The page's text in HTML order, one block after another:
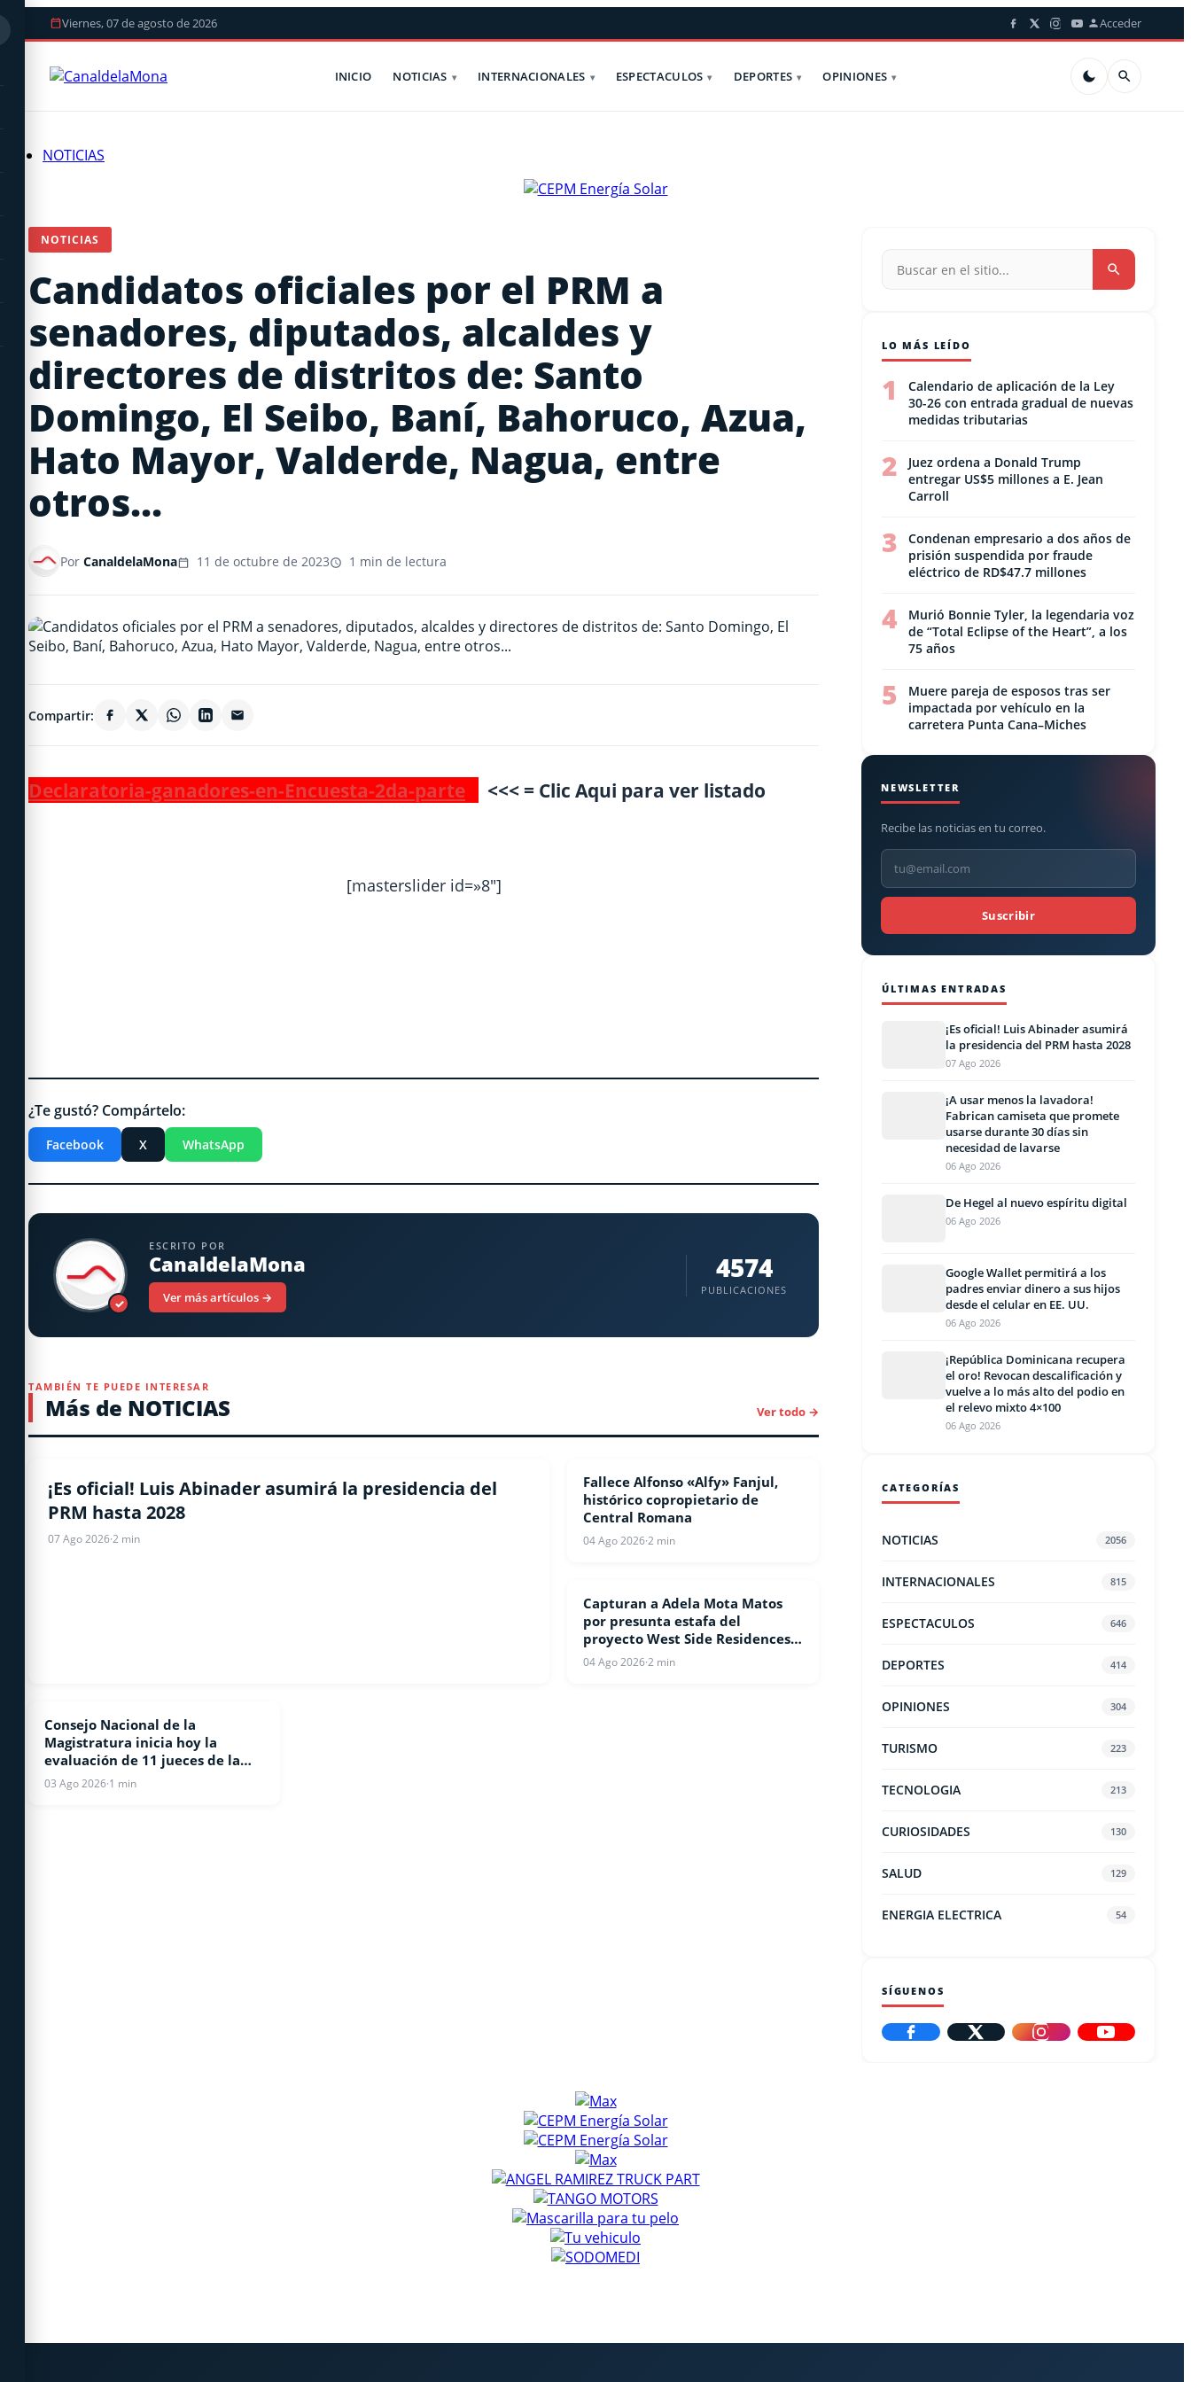
Viernes, 07 de agosto de 2026 Acceder
INICIO NOTICIAS INTERNACIONALES ESPECTACULOS DEPORTES OPINIONES
NOTICIAS
NOTICIAS
Candidatos oficiales por el PRM a
senadores, diputados, alcaldes y
directores de distritos de: Santo
Domingo, El Seibo, Baní, Bahoruco, Azua,
Hato Mayor, Valderde, Nagua, entre
otros...
Por CanaldelaMona 11 de octubre de 2023 1 min de lectura
Compartir:
Declaratoria-ganadores-en-Encuesta-2da-parte <<< = Clic Aqui para ver listado
[masterslider id=»8″]
¿Te gustó? Compártelo:
Facebook X WhatsApp
✓
ESCRITO POR
CanaldelaMona
Ver más artículos →
4574
PUBLICACIONES
TAMBIÉN TE PUEDE INTERESAR
Más de NOTICIAS Ver todo →
NACIONALES
¡Es oficial! Luis Abinader asumirá la presidencia del
PRM hasta 2028
07 Ago 2026·2 min
NACIONALES
Fallece Alfonso «Alfy» Fanjul,
histórico copropietario de
Central Romana
04 Ago 2026·2 min
NOTICIAS
Capturan a Adela Mota Matos
por presunta estafa del
proyecto West Side Residences
en Punta Cana
04 Ago 2026·2 min
NACIONALES
Consejo Nacional de la
Magistratura inicia hoy la
evaluación de 11 jueces de la
Suprema Corte de Justicia
03 Ago 2026·1 min
LO MÁS LEÍDO
1
Calendario de aplicación de la Ley
30-26 con entrada gradual de nuevas
medidas tributarias
2
Juez ordena a Donald Trump
entregar US$5 millones a E. Jean
Carroll
3
Condenan empresario a dos años de
prisión suspendida por fraude
eléctrico de RD$47.7 millones
4
Murió Bonnie Tyler, la legendaria voz
de “Total Eclipse of the Heart”, a los
75 años
5
Muere pareja de esposos tras ser
impactada por vehículo en la
carretera Punta Cana–Miches
NEWSLETTER
Recibe las noticias en tu correo.
Suscribir
ÚLTIMAS ENTRADAS
¡Es oficial! Luis Abinader asumirá
la presidencia del PRM hasta 2028
07 Ago 2026
¡A usar menos la lavadora!
Fabrican camiseta que promete
usarse durante 30 días sin
necesidad de lavarse
06 Ago 2026
De Hegel al nuevo espíritu digital
06 Ago 2026
Google Wallet permitirá a los
padres enviar dinero a sus hijos
desde el celular en EE. UU.
06 Ago 2026
¡República Dominicana recupera
el oro! Revocan descalificación y
vuelve a lo más alto del podio en
el relevo mixto 4×100
06 Ago 2026
CATEGORÍAS
NOTICIAS 2056
INTERNACIONALES 815
ESPECTACULOS 646
DEPORTES 414
OPINIONES 304
TURISMO 223
TECNOLOGIA 213
CURIOSIDADES 130
SALUD 129
ENERGIA ELECTRICA 54
SÍGUENOS